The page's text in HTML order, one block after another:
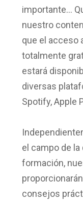
importante…
nuestro
que el acceso
totalmente
estará
diversas
Spotify, Apple
el campo de
formación,
consejos